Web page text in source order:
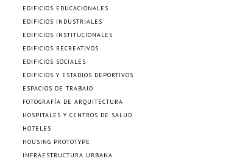
EDIFICIOS EDUCACIONALES
EDIFICIOS INDUSTRIALES
EDIFICIOS INSTITUCIONALES
EDIFICIOS RECREATIVOS
EDIFICIOS SOCIALES
EDIFICIOS Y ESTADIOS DEPORTIVOS
ESPACIOS DE TRABAJO
FOTOGRAFÍA DE ARQUITECTURA
HOSPITALES Y CENTROS DE SALUD
HOTELES
HOUSING PROTOTYPE
INFRAESTRUCTURA URBANA